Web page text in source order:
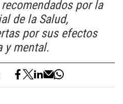
por la
de la Salud,
por sus efectos
y mental.